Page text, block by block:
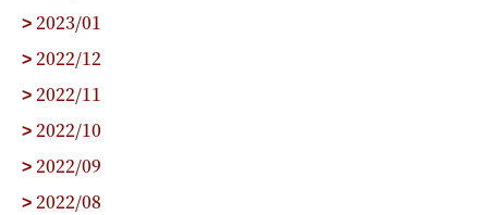
> 2023/01
> 2022/12
> 2022/11
> 2022/10
> 2022/09
> 2022/08